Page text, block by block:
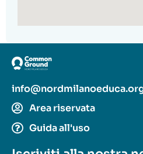
Area riservata
Guida all'uso